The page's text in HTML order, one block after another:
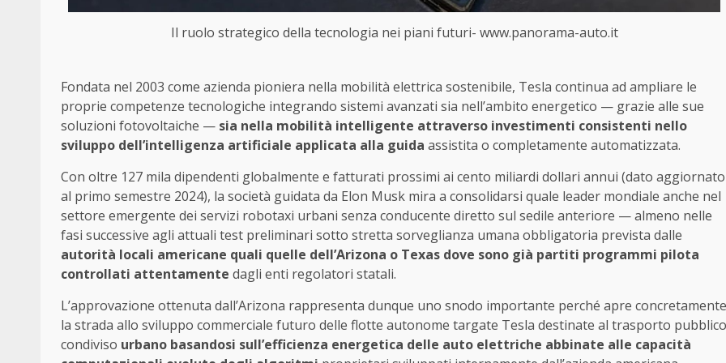
Il ruolo strategico della tecnologia nei piani futuri- www.panorama-auto.it
Fondata nel 2003 come azienda pioniera nella mobilità elettrica sostenibile, Tesla continua ad ampliare le
proprie competenze tecnologiche integrando sistemi avanzati sia nell’ambito energetico — grazie alle sue
soluzioni fotovoltaiche — sia nella mobilità intelligente attraverso investimenti consistenti nello
sviluppo dell’intelligenza artificiale applicata alla guida assistita o completamente automatizzata.
Con oltre 127 mila dipendenti globalmente e fatturati prossimi ai cento miliardi dollari annui (dato aggiornato
al primo semestre 2024), la società guidata da Elon Musk mira a consolidarsi quale leader mondiale anche nel
settore emergente dei servizi robotaxi urbani senza conducente diretto sul sedile anteriore — almeno nelle
fasi successive agli attuali test preliminari sotto stretta sorveglianza umana obbligatoria prevista dalle
autorità locali americane quali quelle dell’Arizona o Texas dove sono già partiti programmi pilota
controllati attentamente dagli enti regolatori statali.
L’approvazione ottenuta dall’Arizona rappresenta dunque uno snodo importante perché apre concretamente
la strada allo sviluppo commerciale futuro delle flotte autonome targate Tesla destinate al trasporto pubblico
condiviso urbano basandosi sull’efficienza energetica delle auto elettriche abbinate alle capacità